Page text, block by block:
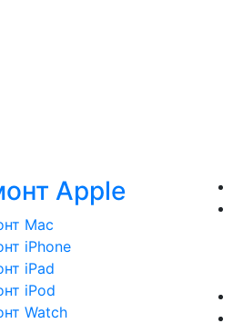
Apple
Mac
iPhone
iPad
iPod
Watch